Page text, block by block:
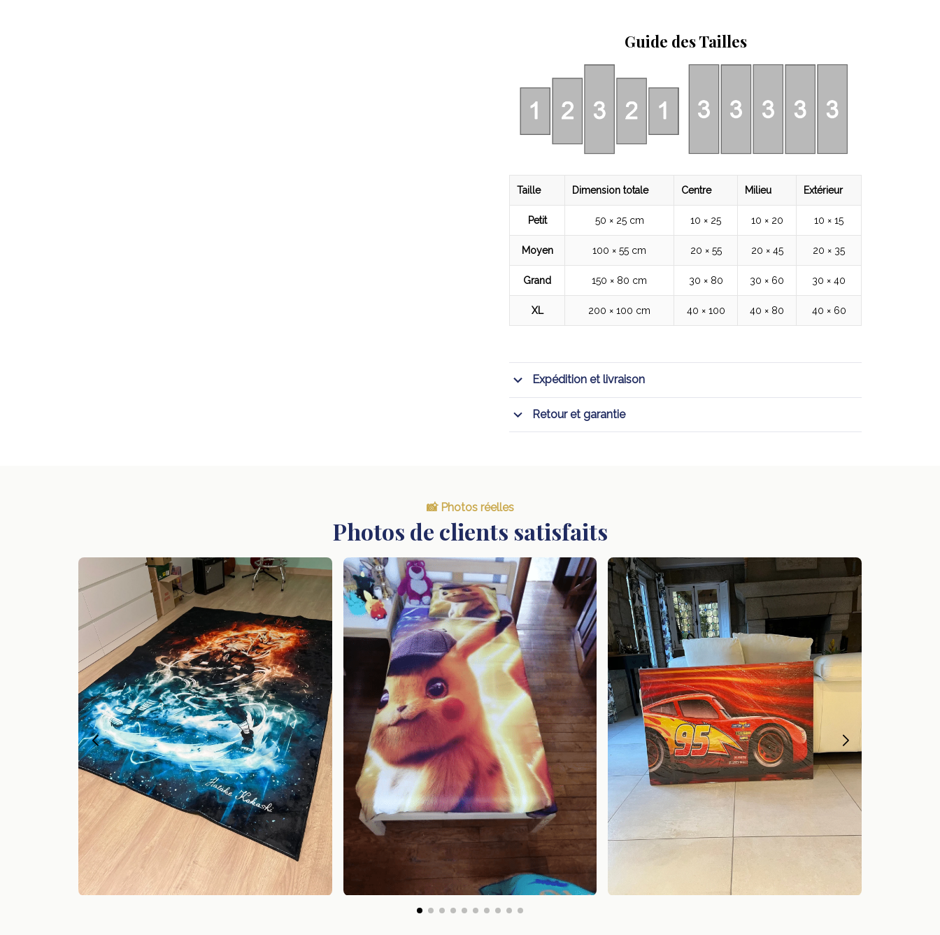
Guide des Tailles
Taille Dimension totale Centre Milieu Extérieur
Petit 50 × 25 cm 10 × 25 10 × 20 10 × 15
Moyen 100 × 55 cm 20 × 55 20 × 45 20 × 35
Grand 150 × 80 cm 30 × 80 30 × 60 30 × 40
XL 200 × 100 cm 40 × 100 40 × 80 40 × 60
Expédition et livraison
Retour et garantie
📸 Photos réelles
Photos de clients satisfaits